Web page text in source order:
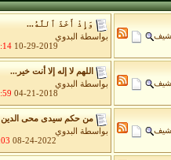
وَإِذْ أَخَذَ ٱللَّهُ...
بواسطة
البدوي
10-29-2019
AM
اللهم لا إله إلا أنت خير...
بواسطة
البدوي
04-21-2018
AM
من حكم سيدى محى
بواسطة
البدوي
08-24-2022
PM